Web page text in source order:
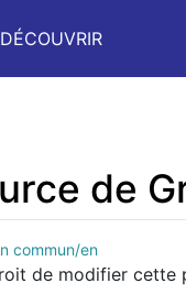
DÉCOUVRIR
de
commun/en
de modifier cette